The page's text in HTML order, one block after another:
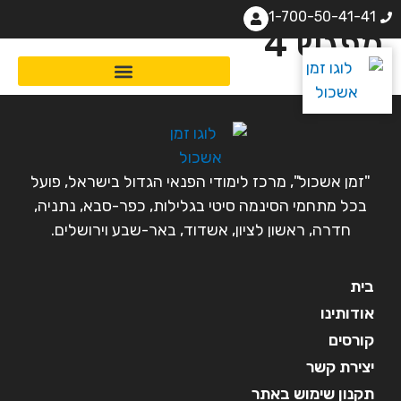
1-700-50-41-41
מפגש 4
"זמן אשכול", מרכז לימודי הפנאי הגדול בישראל, פועל
בכל מתחמי הסינמה סיטי בגלילות, כפר-סבא, נתניה,
חדרה, ראשון לציון, אשדוד, באר-שבע וירושלים.
בית
אודותינו
קורסים
יצירת קשר
תקנון שימוש באתר